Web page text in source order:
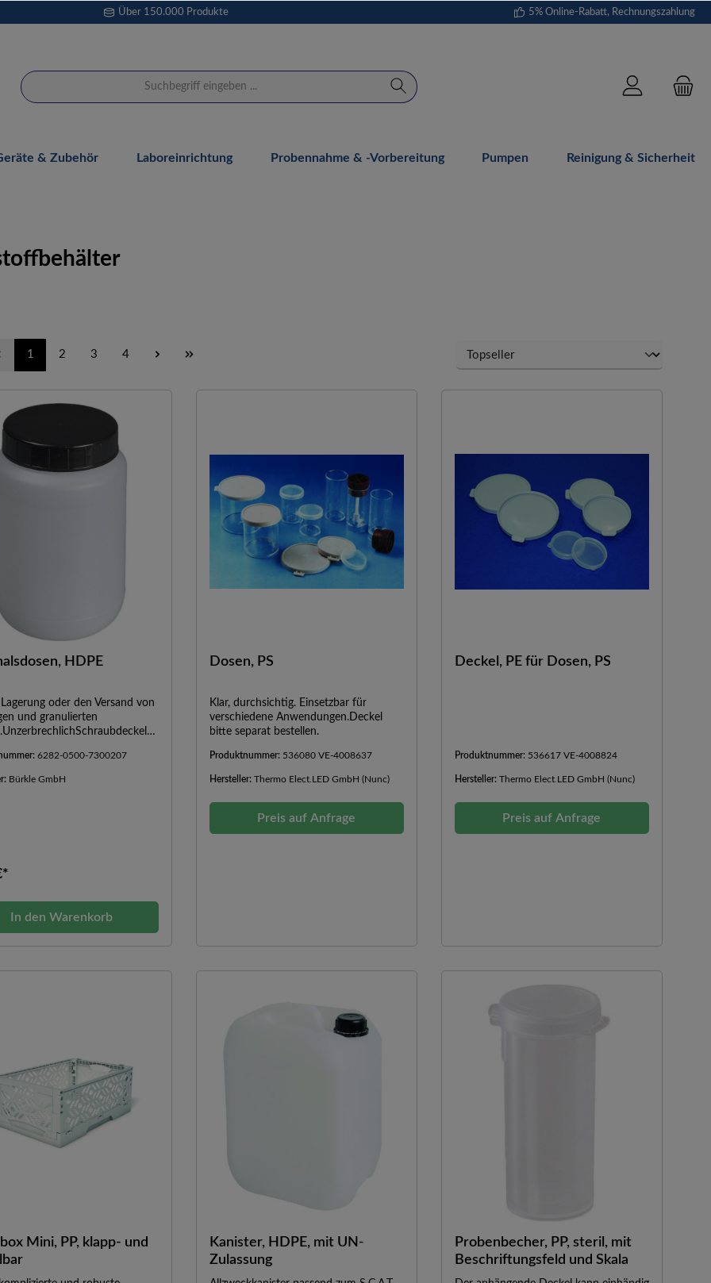
Über 150.000 Produkte 5% Online-Rabatt, Rechnungszahlung
& Zubehör Laboreinrichtung Probennahme & -vorbereitung Pumpen Reinigung & Sicherheit
1 2 3 4
HDPE
oder den Versand von
und granulierten
6282-0500-7300207
Bürkle GmbH
In den Warenkorb
Dosen, PS
Klar, durchsichtig. Einsetzbar für
verschiedene Anwendungen.Deckel
bitte separat bestellen.
Produktnummer: 536080 VE-4008637
Hersteller: Thermo Elect.LED GmbH (Nunc)
Preis auf Anfrage
Deckel, PE für Dosen, PS
Produktnummer: 536617 VE-4008824
Hersteller: Thermo Elect.LED GmbH (Nunc)
Preis auf Anfrage
Mini, PP, klapp- und
Kanister, HDPE, mit UN-
Zulassung
Probenbecher, PP, steril, mit
Beschriftungsfeld und Skala